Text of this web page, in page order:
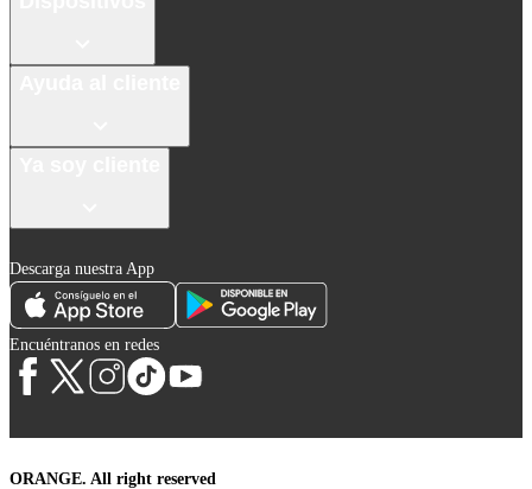
Descarga nuestra App
Encuéntranos en redes
ORANGE. All right reserved